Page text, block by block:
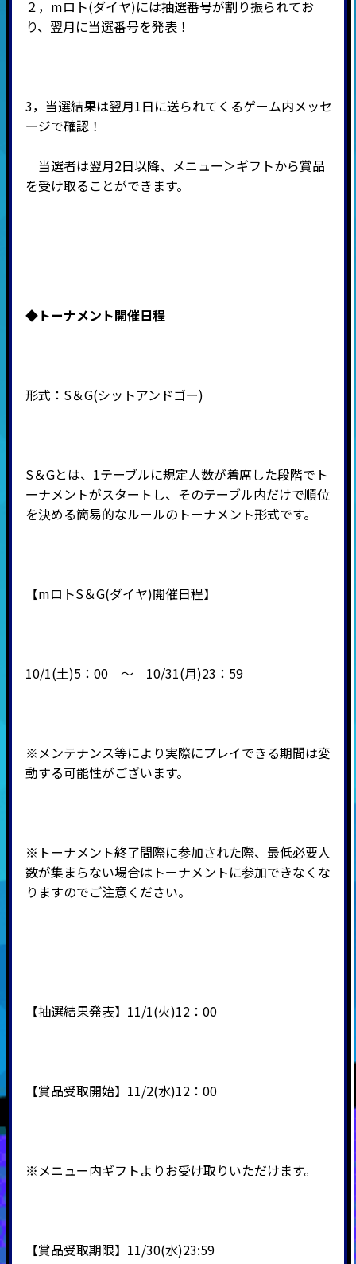
２，mロト(ダイヤ)には抽選番号が割り振られてお
り、翌月に当選番号を発表！
3，当選結果は翌月1日に送られてくるゲーム内メッセ
ージで確認！
当選者は翌月2日以降、メニュー＞ギフトから賞品
を受け取ることができます。
◆トーナメント開催日程
形式： S＆G(シットアンドゴー)
S＆Gとは、1テーブルに規定人数が着席した段階でト
ーナメントがスタートし、そのテーブル内だけで順位
を決める簡易的なルールのトーナメント形式です。
【mロトS＆G(ダイヤ)開催日程】
10/1(土)5：00 ～ 10/31(月)23：59
※メンテナンス等により実際にプレイできる期間は変
動する可能性がございます。
※トーナメント終了間際に参加された際、最低必要人
数が集まらない場合はトーナメントに参加できなくな
りますのでご注意ください。
【抽選結果発表】11/1(火)12：00
【賞品受取開始】11/2(水)12：00
※メニュー内ギフトよりお受け取りいただけます。
【賞品受取期限】11/30(水)23:59